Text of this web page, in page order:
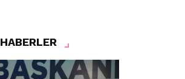
HABERLER